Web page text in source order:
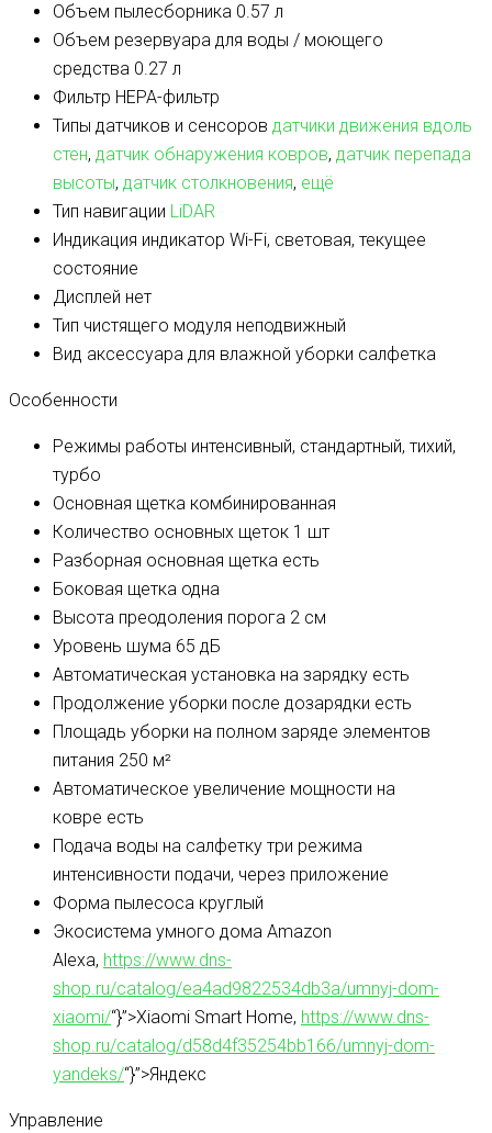
Объем пылесборника 0.57 л
Объем резервуара для воды / моющего
средства 0.27 л
Фильтр HEPA-фильтр
Типы датчиков и сенсоров датчики движения вдоль
стен, датчик обнаружения ковров, датчик перепада
высоты, датчик столкновения, ещё
Тип навигации LiDAR
Индикация индикатор Wi-Fi, световая, текущее
состояние
Дисплей нет
Тип чистящего модуля неподвижный
Вид аксессуара для влажной уборки салфетка
Особенности
Режимы работы интенсивный, стандартный, тихий,
турбо
Основная щетка комбинированная
Количество основных щеток 1 шт
Разборная основная щетка есть
Боковая щетка одна
Высота преодоления порога 2 см
Уровень шума 65 дБ
Автоматическая установка на зарядку есть
Продолжение уборки после дозарядки есть
Площадь уборки на полном заряде элементов
питания 250 м²
Автоматическое увеличение мощности на
ковре есть
Подача воды на салфетку три режима
интенсивности подачи, через приложение
Форма пылесоса круглый
Экосистема умного дома Amazon
Alexa, https://www.dns-
shop.ru/catalog/ea4ad9822534db3a/umnyj-dom-
xiaomi/“}”>Xiaomi Smart Home, https://www.dns-
shop.ru/catalog/d58d4f35254bb166/umnyj-dom-
yandeks/“}”>Яндекс
Управление